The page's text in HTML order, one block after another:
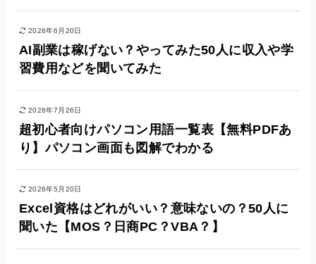
2026年6月20日
AI副業は稼げない？やってみた50人に収入や学
習費用などを聞いてみた
2026年7月26日
超初心者向けパソコン用語一覧表【無料PDFあ
り】パソコン画面も図解でわかる
2026年5月20日
Excel資格はどれがいい？意味ないの？50人に
聞いた【MOS？日商PC？VBA？】